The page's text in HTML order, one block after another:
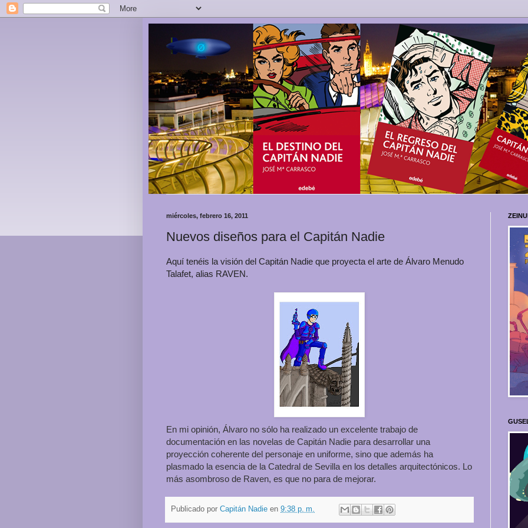
miércoles, febrero 16, 2011
Nuevos diseños para el Capitán Nadie
Aquí tenéis la visión del Capitán Nadie que proyecta el arte de Álvaro Menudo
Talafet, alias RAVEN.
En mi opinión, Álvaro no sólo ha realizado un excelente trabajo de
documentación en las novelas de Capitán Nadie para desarrollar una
proyección coherente del personaje en uniforme, sino que además ha
plasmado la esencia de la Catedral de Sevilla en los detalles arquitectónicos. Lo
más asombroso de Raven, es que no para de mejorar.
Publicado por Capitán Nadie en 9:38 p. m.